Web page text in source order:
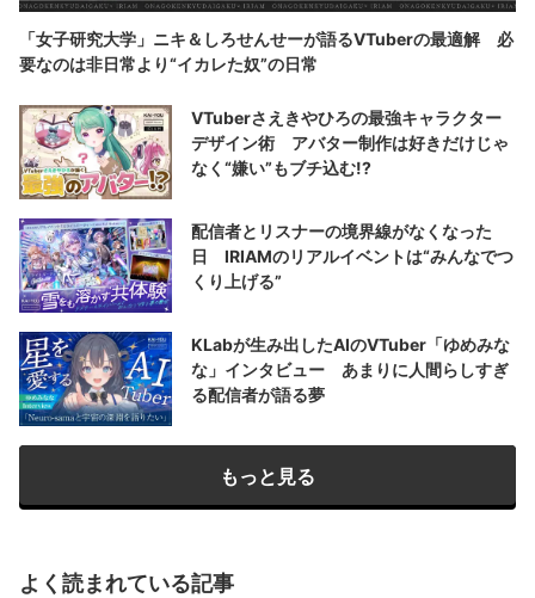
「女子研究大学」ニキ＆しろせんせーが語るVTuberの最適解 必
要なのは非日常より“イカレた奴”の日常
VTuberさえきやひろの最強キャラクター
デザイン術 アバター制作は好きだけじゃ
なく“嫌い”もブチ込む!?
配信者とリスナーの境界線がなくなった
日 IRIAMのリアルイベントは“みんなでつ
くり上げる”
KLabが生み出したAIのVTuber「ゆめみな
な」インタビュー あまりに人間らしすぎ
る配信者が語る夢
もっと見る
よく読まれている記事